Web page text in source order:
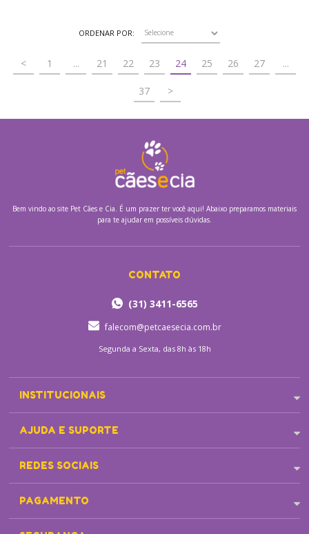
ORDENAR POR:
< 1 ... 21 22 23 24 25 26 27 ...
37 >
Bem vindo ao site Pet Cães e Cia. É um prazer ter você aqui! Abaixo preparamos materiais
para te ajudar em possíveis dúvidas.
CONTATO
(31) 3411-6565
falecom@petcaesecia.com.br
Segunda a Sexta, das 8h às 18h
INSTITUCIONAIS
AJUDA E SUPORTE
REDES SOCIAIS
PAGAMENTO